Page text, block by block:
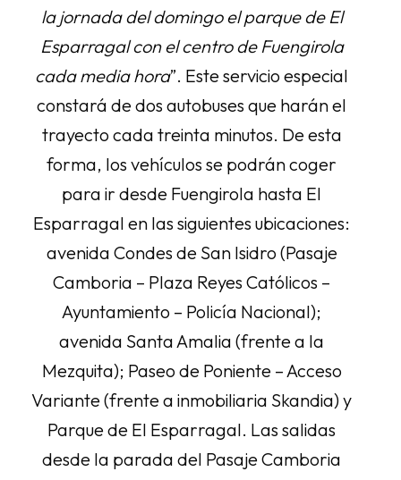
la jornada del domingo el parque de El
Esparragal con el centro de Fuengirola
cada media hora”. Este servicio especial
constará de dos autobuses que harán el
trayecto cada treinta minutos. De esta
forma, los vehículos se podrán coger
para ir desde Fuengirola hasta El
Esparragal en las siguientes ubicaciones:
avenida Condes de San Isidro (Pasaje
Camboria – Plaza Reyes Católicos –
Ayuntamiento – Policía Nacional);
avenida Santa Amalia (frente a la
Mezquita); Paseo de Poniente – Acceso
Variante (frente a inmobiliaria Skandia) y
Parque de El Esparragal. Las salidas
desde la parada del Pasaje Camboria